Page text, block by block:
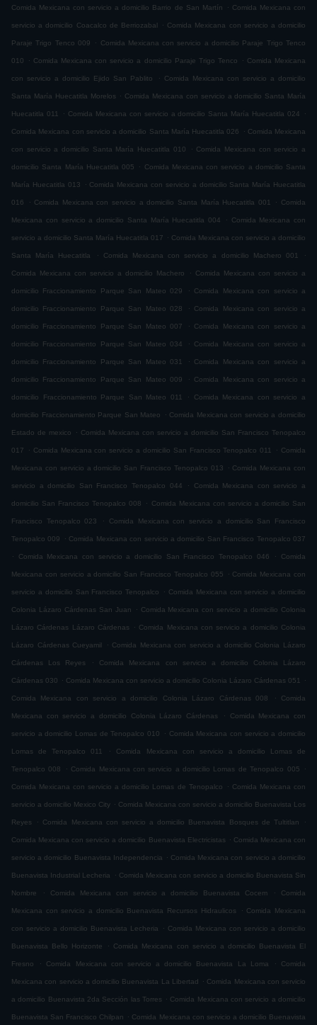
Comida Mexicana con servicio a domicilio Barrio de San Martín . Comida Mexicana con
servicio a domicilio Coacalco de Berriozabal . Comida Mexicana con servicio a domicilio
Paraje Trigo Tenco 009 . Comida Mexicana con servicio a domicilio Paraje Trigo Tenco
010 . Comida Mexicana con servicio a domicilio Paraje Trigo Tenco . Comida Mexicana
con servicio a domicilio Ejido San Pablito . Comida Mexicana con servicio a domicilio
Santa María Huecatitla Morelos . Comida Mexicana con servicio a domicilio Santa María
Huecatitla 011 . Comida Mexicana con servicio a domicilio Santa María Huecatitla 024 .
Comida Mexicana con servicio a domicilio Santa María Huecatitla 026 . Comida Mexicana
con servicio a domicilio Santa María Huecatitla 010 . Comida Mexicana con servicio a
domicilio Santa María Huecatitla 005 . Comida Mexicana con servicio a domicilio Santa
María Huecatitla 013 . Comida Mexicana con servicio a domicilio Santa María Huecatitla
016 . Comida Mexicana con servicio a domicilio Santa María Huecatitla 001 . Comida
Mexicana con servicio a domicilio Santa María Huecatitla 004 . Comida Mexicana con
servicio a domicilio Santa María Huecatitla 017 . Comida Mexicana con servicio a domicilio
Santa María Huecatitla . Comida Mexicana con servicio a domicilio Machero 001 .
Comida Mexicana con servicio a domicilio Machero . Comida Mexicana con servicio a
domicilio Fraccionamiento Parque San Mateo 029 . Comida Mexicana con servicio a
domicilio Fraccionamiento Parque San Mateo 028 . Comida Mexicana con servicio a
domicilio Fraccionamiento Parque San Mateo 007 . Comida Mexicana con servicio a
domicilio Fraccionamiento Parque San Mateo 034 . Comida Mexicana con servicio a
domicilio Fraccionamiento Parque San Mateo 031 . Comida Mexicana con servicio a
domicilio Fraccionamiento Parque San Mateo 009 . Comida Mexicana con servicio a
domicilio Fraccionamiento Parque San Mateo 011 . Comida Mexicana con servicio a
domicilio Fraccionamiento Parque San Mateo . Comida Mexicana con servicio a domicilio
Estado de mexico . Comida Mexicana con servicio a domicilio San Francisco Tenopalco
017 . Comida Mexicana con servicio a domicilio San Francisco Tenopalco 011 . Comida
Mexicana con servicio a domicilio San Francisco Tenopalco 013 . Comida Mexicana con
servicio a domicilio San Francisco Tenopalco 044 . Comida Mexicana con servicio a
domicilio San Francisco Tenopalco 008 . Comida Mexicana con servicio a domicilio San
Francisco Tenopalco 023 . Comida Mexicana con servicio a domicilio San Francisco
Tenopalco 009 . Comida Mexicana con servicio a domicilio San Francisco Tenopalco 037
.
Comida Mexicana con servicio a domicilio San Francisco Tenopalco 046 . Comida
Mexicana con servicio a domicilio San Francisco Tenopalco 055 . Comida Mexicana con
servicio a domicilio San Francisco Tenopalco . Comida Mexicana con servicio a domicilio
Colonia Lázaro Cárdenas San Juan . Comida Mexicana con servicio a domicilio Colonia
Lázaro Cárdenas Lázaro Cárdenas . Comida Mexicana con servicio a domicilio Colonia
Lázaro Cárdenas Cueyamil . Comida Mexicana con servicio a domicilio Colonia Lázaro
Cárdenas Los Reyes . Comida Mexicana con servicio a domicilio Colonia Lázaro
Cárdenas 030 . Comida Mexicana con servicio a domicilio Colonia Lázaro Cárdenas 051 .
Comida Mexicana con servicio a domicilio Colonia Lázaro Cárdenas 008 . Comida
Mexicana con servicio a domicilio Colonia Lázaro Cárdenas . Comida Mexicana con
servicio a domicilio Lomas de Tenopalco 010 . Comida Mexicana con servicio a domicilio
Lomas de Tenopalco 011 . Comida Mexicana con servicio a domicilio Lomas de
Tenopalco 008 . Comida Mexicana con servicio a domicilio Lomas de Tenopalco 005 .
Comida Mexicana con servicio a domicilio Lomas de Tenopalco . Comida Mexicana con
servicio a domicilio Mexico City . Comida Mexicana con servicio a domicilio Buenavista Los
Reyes . Comida Mexicana con servicio a domicilio Buenavista Bosques de Tultitlan .
Comida Mexicana con servicio a domicilio Buenavista Electricistas . Comida Mexicana con
servicio a domicilio Buenavista Independencia . Comida Mexicana con servicio a domicilio
Buenavista Industrial Lecheria . Comida Mexicana con servicio a domicilio Buenavista Sin
Nombre . Comida Mexicana con servicio a domicilio Buenavista Cocem . Comida
Mexicana con servicio a domicilio Buenavista Recursos Hidraulicos . Comida Mexicana
con servicio a domicilio Buenavista Lecheria . Comida Mexicana con servicio a domicilio
Buenavista Bello Horizonte . Comida Mexicana con servicio a domicilio Buenavista El
Fresno . Comida Mexicana con servicio a domicilio Buenavista La Loma . Comida
Mexicana con servicio a domicilio Buenavista La Libertad . Comida Mexicana con servicio
a domicilio Buenavista 2da Sección las Torres . Comida Mexicana con servicio a domicilio
Buenavista San Francisco Chilpan . Comida Mexicana con servicio a domicilio Buenavista